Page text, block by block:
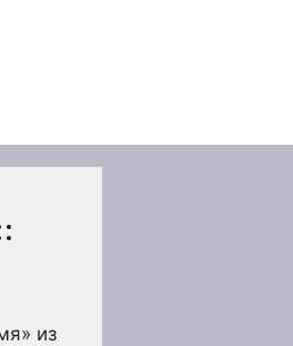
из